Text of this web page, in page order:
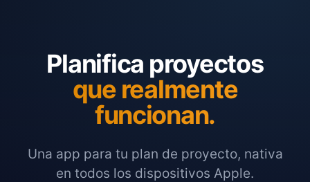
Planifica proyectos
que realmente
funcionan.
Una app para tu plan de proyecto, nativa
en todos los dispositivos Apple.